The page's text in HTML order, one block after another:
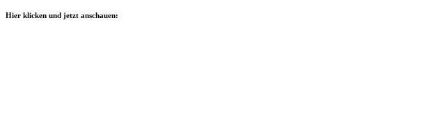
Hier klicken und jetzt anschauen: